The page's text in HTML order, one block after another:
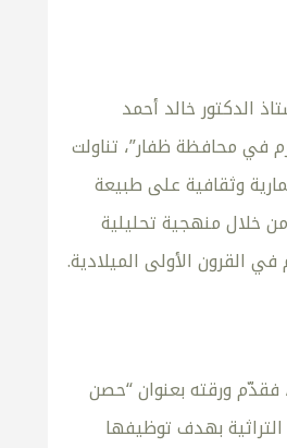
الدكتور خالد أحمد
في محافظة ظفار”، تناولت
وثقافية على طبيعة
خلال منهجية تحليلية
القرون الأولى الميلادية.
فقدّم ورقته بعنوان “حصن
بهدف توظيفها